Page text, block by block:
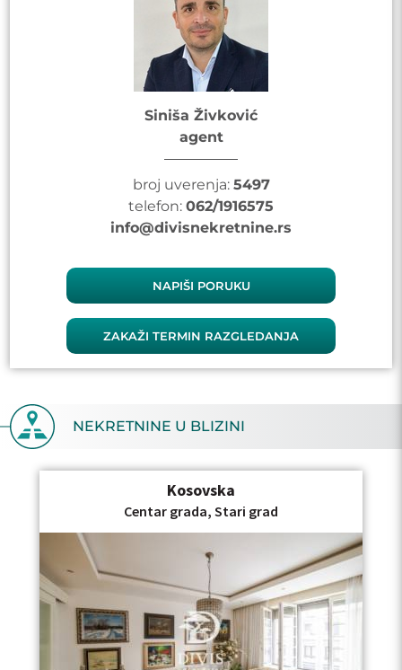
Siniša Živković
agent
broj uverenja: 5497
telefon: 062/1916575
info@divisnekretnine.rs
NAPIŠI PORUKU
ZAKAŽI TERMIN RAZGLEDANJA
NEKRETNINE U BLIZINI
Kosovska
Centar grada, Stari grad